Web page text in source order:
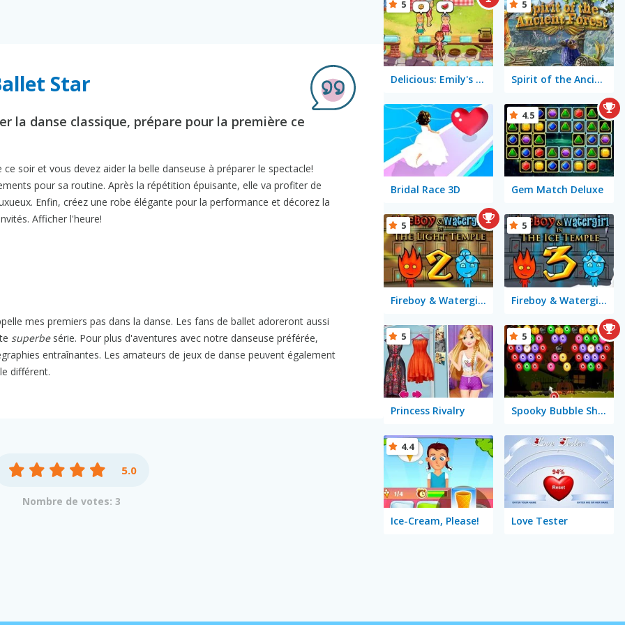
Star
la danse classique, prépare pour la première ce
soir et vous devez aider la belle danseuse à préparer le spectacle!
pour sa routine. Après la répétition épuisante, elle va profiter de
Enfin, créez une robe élégante pour la performance et décorez la
Afficher l'heure!
mes premiers pas dans la danse. Les fans de ballet adoreront aussi
superbesérie. Pour plus d'aventures avec notre danseuse préférée,
entraînantes. Les amateurs de jeux de danse peuvent également
différent.
5.0
Nombre de votes: 3
Delicious: Emily's Hopes & Fears
5
Spirit of the Ancient Forest
5
Bridal Race 3D Gem Match Deluxe
4.5
Fireboy & Watergirl 2 in The Light Temple
5
Fireboy & Watergirl 3 in the Ice Temple
5
Princess Rivalry
5
Spooky Bubble Shooter
5
Ice-Cream, Please!
4.4
Love Tester